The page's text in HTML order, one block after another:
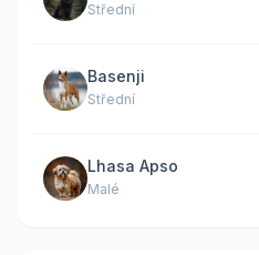
Střední
Basenji
Střední
Lhasa Apso
Malé